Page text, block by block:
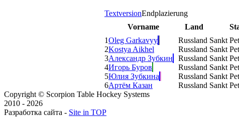
TextversionEndplazierung
Vorname
Land
1Oleg Garkavyy Russland Sankt
2Kostya Aikhel Russland Sankt
3Александр Зубкин Russland Sankt
4Игорь Буров Russland Sankt
5Юлия Зубкина Russland Sankt
6Артём Казан Russland Sankt
Copyright © Scorpion Table Hockey Systems
2010 - 2026
Разработка сайта - Site in TOP